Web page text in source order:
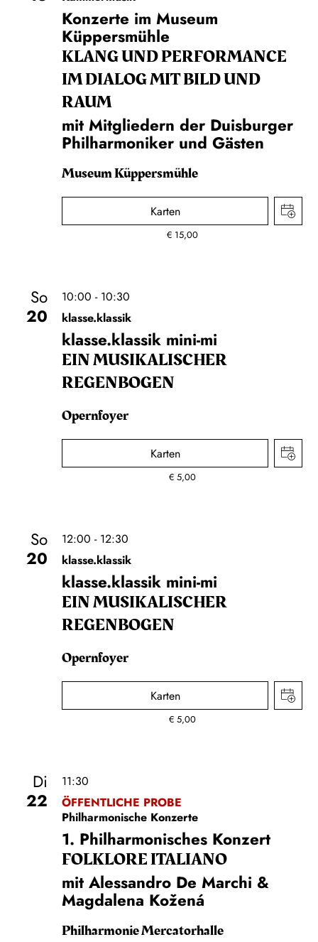
Konzerte im Museum
Küppersmühle
KLANG UND PERFORMANCE
IM DIALOG MIT BILD UND
RAUM
mit Mitgliedern der Duisburger
Philharmoniker und Gästen
Museum Küppersmühle
Karten
€ 15,00
So
20
10:00 - 10:30
klasse.klassik
klasse.klassik mini-mi
EIN MUSIKALISCHER
REGENBOGEN
Opernfoyer
Karten
€ 5,00
So
20
12:00 - 12:30
klasse.klassik
klasse.klassik mini-mi
EIN MUSIKALISCHER
REGENBOGEN
Opernfoyer
Karten
€ 5,00
Di
22
11:30
ÖFFENTLICHE PROBE
Philharmonische Konzerte
1. Philharmonisches Konzert
FOLKLORE ITALIANO
mit Alessandro De Marchi &
Magdalena Kožená
Philharmonie Mercatorhalle